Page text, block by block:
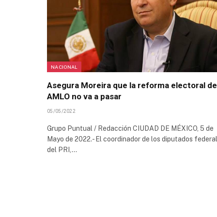
NACIONAL
Asegura Moreira que la reforma electoral de
AMLO no va a pasar
05/05/2022
Grupo Puntual / Redacción CIUDAD DE MÉXICO, 5 de
Mayo de 2022.- El coordinador de los diputados
del PRI,…